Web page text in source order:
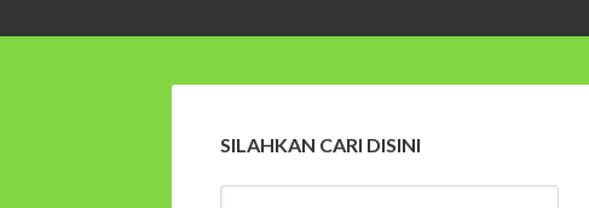
SILAHKAN CARI DISINI